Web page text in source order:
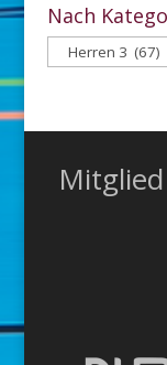
Nach
Nach
Kategorie